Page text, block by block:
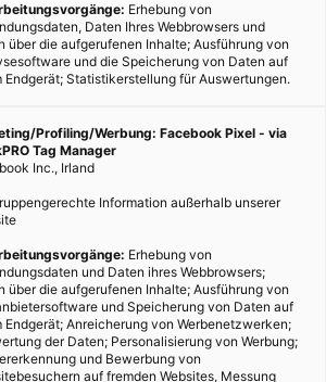
Erhebung von
Daten Ihres Webbrowsers und
über die aufgerufenen Inhalte; Ausführung von
und die Speicherung von Daten auf
Endgerät; Statistikerstellung für Auswertungen.
Profiling/Werbung: Facebook Pixel - via
Tag Manager
Inc., Irland
Information außerhalb unserer
Erhebung von
und Daten ihres Webbrowsers;
über die aufgerufenen Inhalte; Ausführung von
und Speicherung von Daten auf
Endgerät; Anreicherung von Werbenetzwerken;
der Daten; Personalisierung von Werbung;
und Bewerbung von
auf fremden Websites, Messung